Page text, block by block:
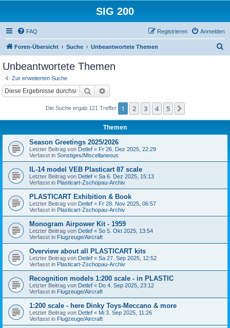
SIG 200
FAQ Anmelden
Registrieren
Foren-Übersicht Suche Unbeantwortete Themen
Unbeantwortete Themen
Zur erweiterten Suche
Suche
Die Suche ergab 121 Treffer 1 2 3 4 5
Themen
Season Greetings 2025/2026
Letzter Beitrag von Detlef « Fr 26. Dez 2025, 22:29
Verfasst in Sonstiges/Miscellaneous
IL-14 model VEB Plasticart 87 scale
Letzter Beitrag von Detlef « Sa 6. Dez 2025, 15:13
Verfasst in Plasticart-Zschopau-Archiv
PLASTICART Exhibition & Book
Letzter Beitrag von Detlef « Fr 28. Nov 2025, 06:57
Verfasst in Plasticart-Zschopau-Archiv
Monogram Airpower Kit - 1959
Letzter Beitrag von Detlef « So 5. Okt 2025, 13:54
Verfasst in Flugzeuge/Aircraft
Overview about all PLASTICART kits
Letzter Beitrag von Detlef « Sa 27. Sep 2025, 12:52
Verfasst in Plasticart-Zschopau-Archiv
Recognition models 1:200 scale - in PLASTIC
Letzter Beitrag von Detlef « Do 4. Sep 2025, 23:12
Verfasst in Flugzeuge/Aircraft
1:200 scale - here Dinky Toys-Meccano & more
Letzter Beitrag von Detlef « Mi 3. Sep 2025, 11:26
Verfasst in Flugzeuge/Aircraft